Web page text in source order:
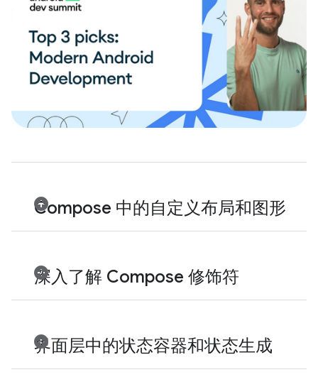
Compose 中的自定义布局和图形
深入了解 Compose 修饰符
界面层中的状态容器和状态生成